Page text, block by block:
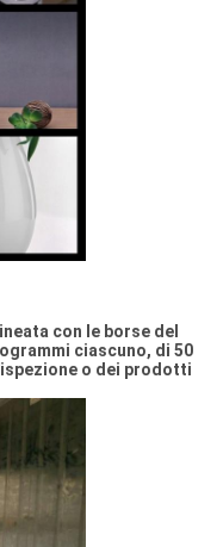
con le borse del
ciascuno, di 50
o dei prodotti